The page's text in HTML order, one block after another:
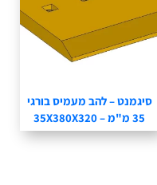
סיגמנט – להב מעמיס בורגי
35 מ"מ – 35X380X320